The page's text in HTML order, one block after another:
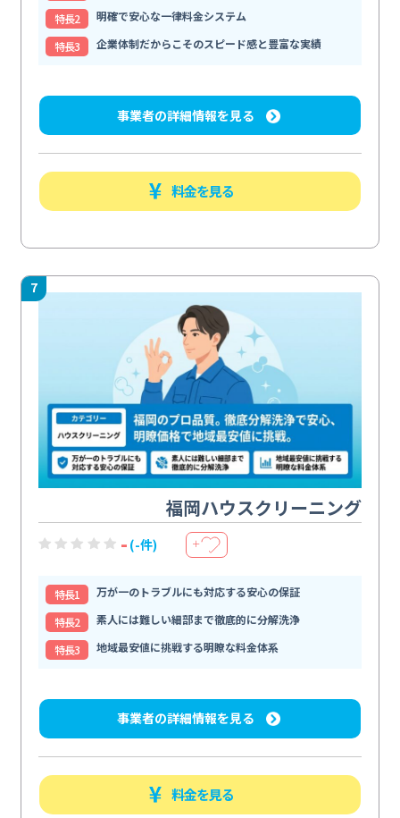
特⻑2
明確で安心な一律料金システム
特⻑3
企業体制だからこそのスピード感と豊富な実績
事業者の詳細情報を見る
料金を見る
7
福岡ハウスクリーニング
- (-件) ＋
特⻑1
万が一のトラブルにも対応する安心の保証
特⻑2
素人には難しい細部まで徹底的に分解洗浄
特⻑3
地域最安値に挑戦する明瞭な料金体系
事業者の詳細情報を見る
料金を見る